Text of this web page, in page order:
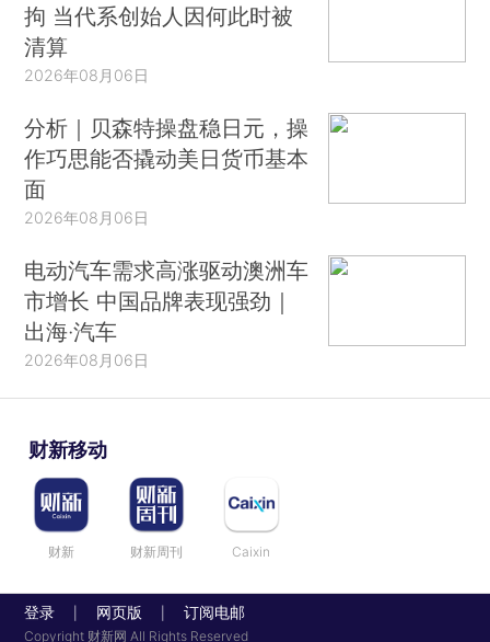
拘 当代系创始人因何此时被
清算
2026年08月06日
分析｜贝森特操盘稳日元，操
作巧思能否撬动美日货币基本
面
2026年08月06日
电动汽车需求高涨驱动澳洲车
市增长 中国品牌表现强劲｜
出海·汽车
2026年08月06日
财新移动
财新 财新周刊 Caixin
登录 网页版 订阅电邮
Copyright 财新网 All Rights Reserved